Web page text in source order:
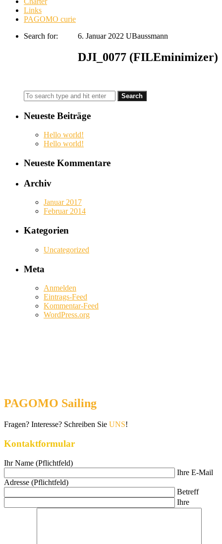
Links
PAGOMO curie
6. Januar 2022 UBaussmann
DJI_0077 (FILEminimizer)
Search for:
Neueste Beiträge
Hello world!
Hello world!
Neueste Kommentare
Archiv
Januar 2017
Februar 2014
Kategorien
Uncategorized
Meta
Anmelden
Eintrags-Feed
Kommentar-Feed
WordPress.org
PAGOMO Sailing
Fragen? Interesse? Schreiben Sie UNS!
Kontaktformular
Ihr Name (Pflichtfeld)
Ihre E-Mail
Adresse (Pflichtfeld)
Betreff
Ihre